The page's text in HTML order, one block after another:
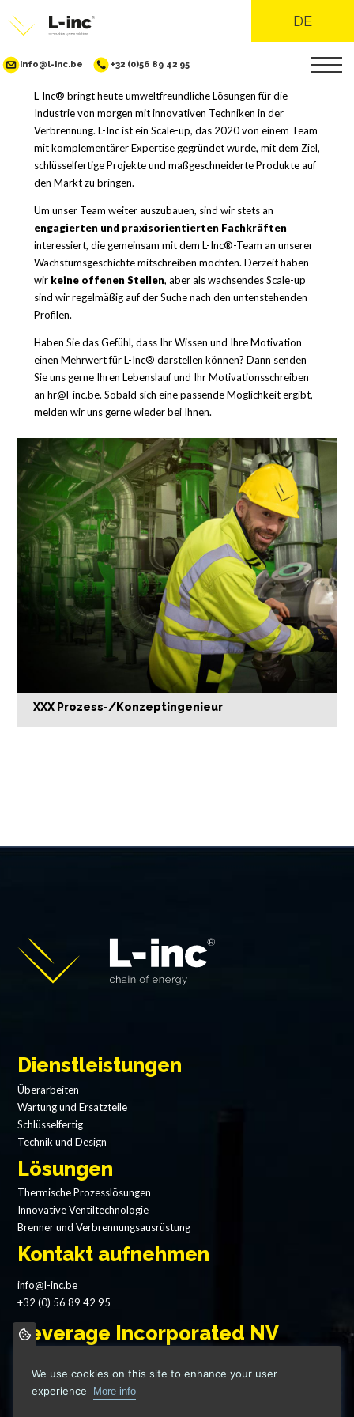
Direkt
DE
info@l-inc.be +32 (0)56 89 42 95
L-Inc® bringt heute umweltfreundliche Lösungen für die
Industrie von morgen mit innovativen Techniken in der
Verbrennung. L-Inc ist ein Scale-up, das 2020 von einem Team
mit komplementärer Expertise gegründet wurde, mit dem Ziel,
schlüsselfertige Projekte und maßgeschneiderte Produkte auf
den Markt zu bringen.
Um unser Team weiter auszubauen, sind wir stets an
engagierten und praxisorientierten Fachkräften
interessiert, die gemeinsam mit dem L-Inc®-Team an unserer
Wachstumsgeschichte mitschreiben möchten. Derzeit haben
wir keine offenen Stellen, aber als wachsendes Scale-up
sind wir regelmäßig auf der Suche nach den untenstehenden
Profilen.
Haben Sie das Gefühl, dass Ihr Wissen und Ihre Motivation
einen Mehrwert für L-Inc® darstellen können? Dann senden
Sie uns gerne Ihren Lebenslauf und Ihr Motivationsschreiben
an hr@l-inc.be. Sobald sich eine passende Möglichkeit ergibt,
melden wir uns gerne wieder bei Ihnen.
XXX Prozess-/Konzeptingenieur
Dienstleistungen
Überarbeiten
Wartung und Ersatzteile
Schlüsselfertig
Technik und Design
Lösungen
Thermische Prozesslösungen
Innovative Ventiltechnologie
Brenner und Verbrennungsausrüstung
Kontakt aufnehmen
info@l-inc.be
+32 (0) 56 89 42 95
Leverage Incorporated NV
8791 Waregem - Belgium
VAT: BE 0746 917 222
We use cookies on this site to enhance your user
experience
More info